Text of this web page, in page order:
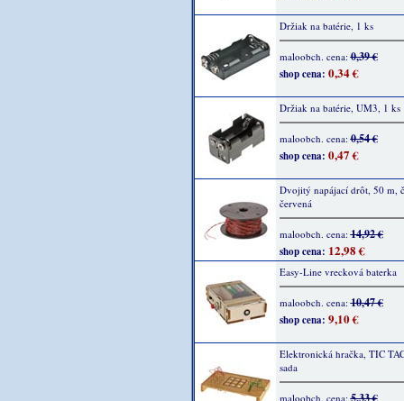
Držiak na batérie, 1 ks
maloobch. cena:0,39 €
shop cena: 0,34 €
Držiak na batérie, UM3, 1 ks
maloobch. cena:0,54 €
shop cena: 0,47 €
Dvojitý napájací drôt, 50 m,
červená
maloobch. cena:14,92 €
shop cena: 12,98 €
Easy-Line vrecková baterka
maloobch. cena:10,47 €
shop cena: 9,10 €
Elektronická hračka, TIC
sada
maloobch. cena:5,33 €